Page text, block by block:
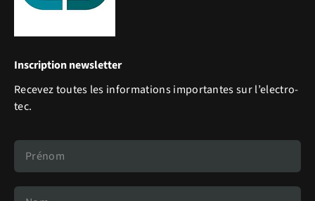
Inscription newsletter
Recevez toutes les informations importantes sur l’electro-
tec.